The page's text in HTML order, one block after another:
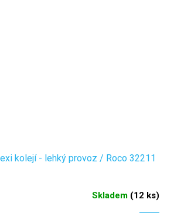
kolejí - lehký provoz / Roco 32211
Skladem (12 ks)